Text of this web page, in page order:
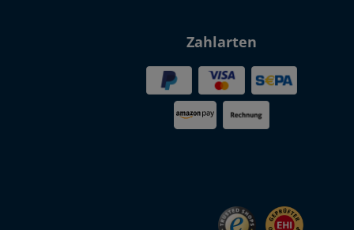
Zahlarten